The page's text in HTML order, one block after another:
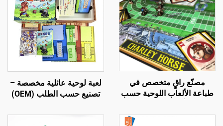
مصنّع راقٍ متخصص في
طباعة الألعاب اللوحية حسب
نمط مونوبولي، طلبات
لعبة لوحية عائلية مخصصة –
تصنيع حسب الطلب (OEM)